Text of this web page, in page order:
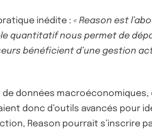
inédite : « Reason est
quantitatif nous permet de
bénéficient d’une gestion
données
donc d’outils avancés pour
Reason pourrait s’inscrire